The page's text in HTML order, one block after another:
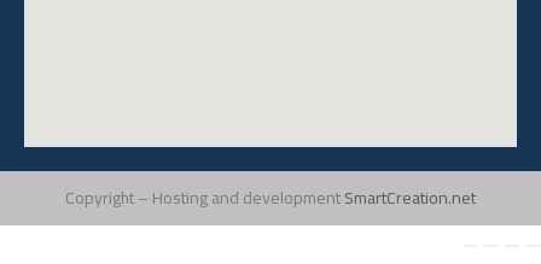
Copyright – Hosting and developmentSmartCreation.net